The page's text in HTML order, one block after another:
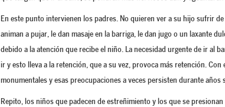
En este punto intervienen los padres. No quieren ver a su hijo sufrir
animan a pujar, le dan masaje en la barriga, le dan jugo o un laxante
debido a la atención que recibe el niño. La necesidad urgente de ir al
ir y esto lleva a la retención, que a su vez, provoca más retención.
monumentales y esas preocupaciones a veces persisten durante
Repito, los niños que padecen de estreñimiento y los que se